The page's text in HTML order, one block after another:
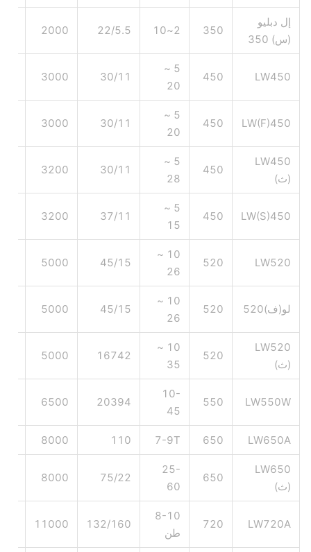
إل دبليو
(س) 350
350
2~10
22/5.5
2000
LW450
450
5 ~
20
30/11
3000
LW(F)450
450
5 ~
20
30/11
3000
LW450
(ث)
450
5 ~
28
30/11
3200
LW(S)450
450
5 ~
15
37/11
3200
LW520
520
10 ~
26
45/15
5000
لو(ف)520 520
10 ~
26
45/15
5000
LW520
(ث)
520
10 ~
35
16742
5000
LW550W
550
10-
45
20394
6500
LW650A
650
7-9T
110
8000
LW650
(ث)
650
25-
60
75/22
8000
LW720A
720
8-10
طن
132/160
11000